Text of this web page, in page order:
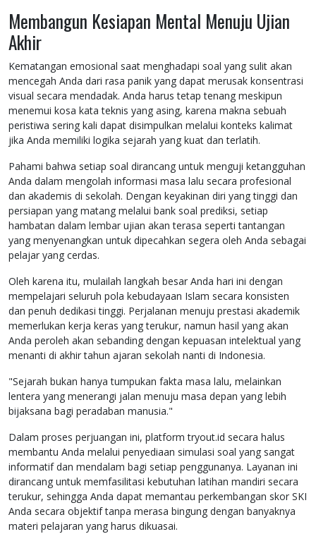
Membangun Kesiapan Mental Menuju Ujian
Akhir
Kematangan emosional saat menghadapi soal yang sulit akan
mencegah Anda dari rasa panik yang dapat merusak konsentrasi
visual secara mendadak. Anda harus tetap tenang meskipun
menemui kosa kata teknis yang asing, karena makna sebuah
peristiwa sering kali dapat disimpulkan melalui konteks kalimat
jika Anda memiliki logika sejarah yang kuat dan terlatih.
Pahami bahwa setiap soal dirancang untuk menguji ketangguhan
Anda dalam mengolah informasi masa lalu secara profesional
dan akademis di sekolah. Dengan keyakinan diri yang tinggi dan
persiapan yang matang melalui bank soal prediksi, setiap
hambatan dalam lembar ujian akan terasa seperti tantangan
yang menyenangkan untuk dipecahkan segera oleh Anda sebagai
pelajar yang cerdas.
Oleh karena itu, mulailah langkah besar Anda hari ini dengan
mempelajari seluruh pola kebudayaan Islam secara konsisten
dan penuh dedikasi tinggi. Perjalanan menuju prestasi akademik
memerlukan kerja keras yang terukur, namun hasil yang akan
Anda peroleh akan sebanding dengan kepuasan intelektual yang
menanti di akhir tahun ajaran sekolah nanti di Indonesia.
"Sejarah bukan hanya tumpukan fakta masa lalu, melainkan
lentera yang menerangi jalan menuju masa depan yang lebih
bijaksana bagi peradaban manusia."
Dalam proses perjuangan ini, platform tryout.id secara halus
membantu Anda melalui penyediaan simulasi soal yang sangat
informatif dan mendalam bagi setiap penggunanya. Layanan ini
dirancang untuk memfasilitasi kebutuhan latihan mandiri secara
terukur, sehingga Anda dapat memantau perkembangan skor SKI
Anda secara objektif tanpa merasa bingung dengan banyaknya
materi pelajaran yang harus dikuasai.